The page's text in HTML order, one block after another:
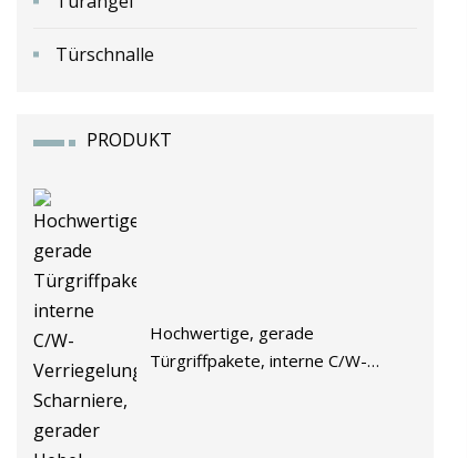
Türschnalle
PRODUKT
Hochwertige, gerade
Türgriffpakete, interne C/W-